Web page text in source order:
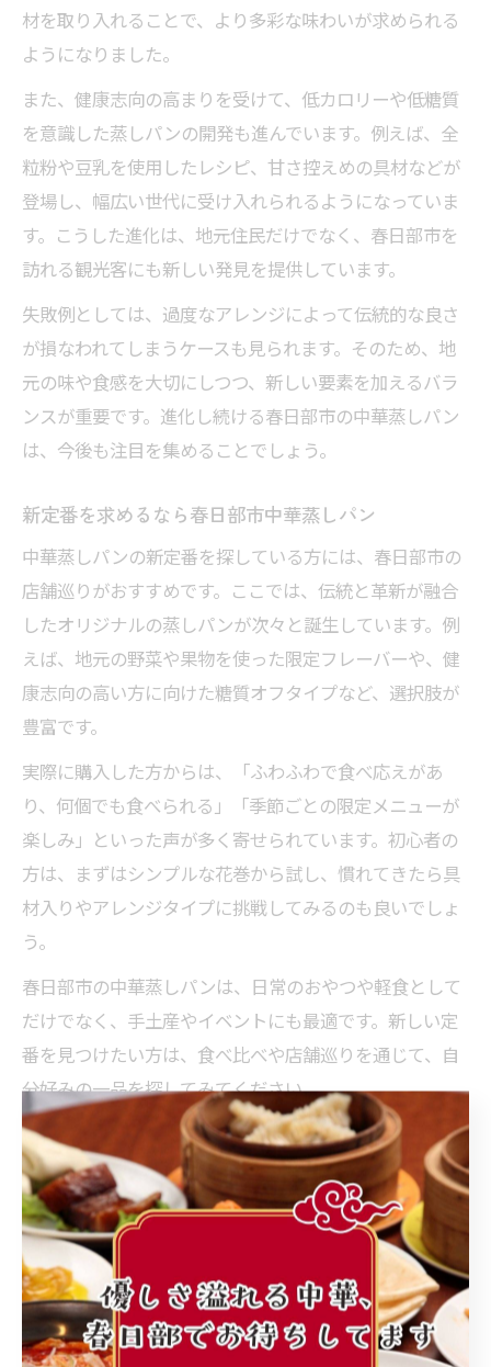
材を取り入れることで、より多彩な味わいが求められる
ようになりました。
また、健康志向の高まりを受けて、低カロリーや低糖質
を意識した蒸しパンの開発も進んでいます。例えば、全
粒粉や豆乳を使用したレシピ、甘さ控えめの具材などが
登場し、幅広い世代に受け入れられるようになっていま
す。こうした進化は、地元住民だけでなく、春日部市を
訪れる観光客にも新しい発見を提供しています。
失敗例としては、過度なアレンジによって伝統的な良さ
が損なわれてしまうケースも見られます。そのため、地
元の味や食感を大切にしつつ、新しい要素を加えるバラ
ンスが重要です。進化し続ける春日部市の中華蒸しパン
は、今後も注目を集めることでしょう。
新定番を求めるなら春日部市中華蒸しパン
中華蒸しパンの新定番を探している方には、春日部市の
店舗巡りがおすすめです。ここでは、伝統と革新が融合
したオリジナルの蒸しパンが次々と誕生しています。例
えば、地元の野菜や果物を使った限定フレーバーや、健
康志向の高い方に向けた糖質オフタイプなど、選択肢が
豊富です。
実際に購入した方からは、「ふわふわで食べ応えがあ
り、何個でも食べられる」「季節ごとの限定メニューが
楽しみ」といった声が多く寄せられています。初心者の
方は、まずはシンプルな花巻から試し、慣れてきたら具
材入りやアレンジタイプに挑戦してみるのも良いでしょ
う。
春日部市の中華蒸しパンは、日常のおやつや軽食として
だけでなく、手土産やイベントにも最適です。新しい定
番を見つけたい方は、食べ比べや店舗巡りを通じて、自
分好みの一品を探してみてください。
春日部市発・注目の中華蒸しパンバリエーション
季
節
特徴的なバリエーション 主な具材
春 桜あん入り
秋 さつまいも・かぼちゃ
さつまいも、かぼち
ゃ